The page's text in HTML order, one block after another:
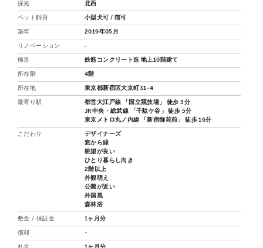
採光 北西
ペット飼育 小型犬可 / 猫可
築年 2019年05月
リノベーション ‐
構造 鉄筋コンクリート造 地上10階建て
所在階 4階
所在地 東京都新宿区大京町31-4
最寄り駅
都営大江戸線 「国立競技場」 徒歩 3分
JR中央・総武線 「千駄ケ谷」 徒歩 5分
東京メトロ丸ノ内線 「新宿御苑前」 徒歩 16分
こだわり
デザイナーズ
窓から緑
眺望が良い
ひとり暮らし向き
2階以上
外観萌え
公園が近い
外国風
森林浴
敷金 / 保証金 1ヶ月分
償却 -
礼金 1ヶ月分